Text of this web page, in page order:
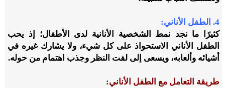
4.
الطفل الأناني:
كثيرًا ما نجد نمط الشخصية الأنانية لدى الأطفال؛ إذ يحب
الطفل الأناني الاستحواذ على كل شيء، ولا يشارك غيره في
أشيائه وألعابه، ويسعى إلى لفت النظر وجذب اهتمام من حوله.
طريقة التعامل مع الطفل الأناني: